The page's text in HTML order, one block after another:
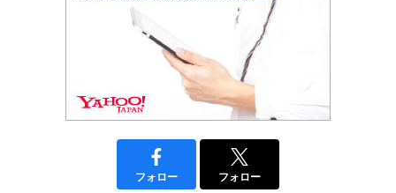
フォロー フォロー